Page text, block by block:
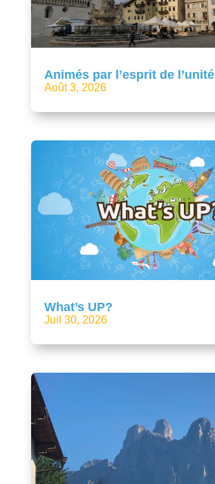
Animés par l’esprit de l’unité
Août 3, 2026
What’s UP?
Juil 30, 2026